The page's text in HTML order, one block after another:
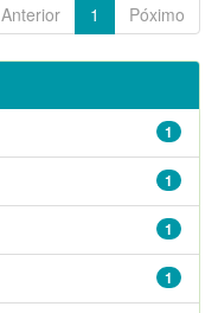
Anterior 1 Póximo
1
1
1
1